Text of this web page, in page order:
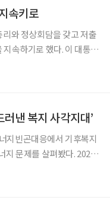
속키로
와 정상회담을 갖고 저출
로 했다. 이 대통령
낸 복지 사각지대’
지빈곤대응에서 기후복지
지 문제를 살펴봤다. 2024